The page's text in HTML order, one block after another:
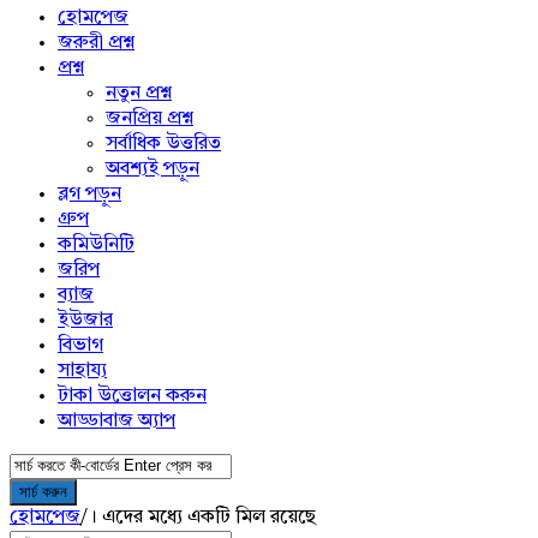
menu
হোমপেজ
জরুরী প্রশ্ন
প্রশ্ন
নতুন প্রশ্ন
জনপ্রিয় প্রশ্ন
সর্বাধিক উত্তরিত
অবশ্যই পড়ুন
ব্লগ পড়ুন
গ্রুপ
কমিউনিটি
জরিপ
ব্যাজ
ইউজার
বিভাগ
সাহায্য
টাকা উত্তোলন করুন
আড্ডাবাজ অ্যাপ
হোমপেজ/ । এদের মধ্যে একটি মিল রয়েছে